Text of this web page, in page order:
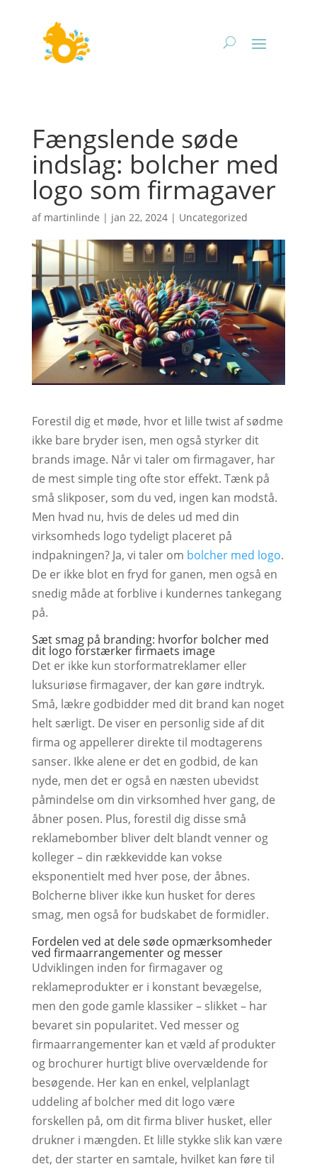
Fængslende søde
indslag: bolcher med
logo som firmagaver
af martinlinde | jan 22, 2024| Uncategorized
Forestil dig et møde, hvor et lille twist af sødme
ikke bare bryder isen, men også styrker dit
brands image. Når vi taler om firmagaver, har
de mest simple ting ofte stor effekt. Tænk på
små slikposer, som du ved, ingen kan modstå.
Men hvad nu, hvis de deles ud med din
virksomheds logo tydeligt placeret på
indpakningen? Ja, vi taler om bolcher med logo.
De er ikke blot en fryd for ganen, men også en
snedig måde at forblive i kundernes tankegang
på.
Sæt smag på branding: hvorfor bolcher med
dit logo forstærker firmaets image
Det er ikke kun storformatreklamer eller
luksuriøse firmagaver, der kan gøre indtryk.
Små, lækre godbidder med dit brand kan noget
helt særligt. De viser en personlig side af dit
firma og appellerer direkte til modtagerens
sanser. Ikke alene er det en godbid, de kan
nyde, men det er også en næsten ubevidst
påmindelse om din virksomhed hver gang, de
åbner posen. Plus, forestil dig disse små
reklamebomber bliver delt blandt venner og
kolleger – din rækkevidde kan vokse
eksponentielt med hver pose, der åbnes.
Bolcherne bliver ikke kun husket for deres
smag, men også for budskabet de formidler.
Fordelen ved at dele søde opmærksomheder
ved firmaarrangementer og messer
Udviklingen inden for firmagaver og
reklameprodukter er i konstant bevægelse,
men den gode gamle klassiker – slikket – har
bevaret sin popularitet. Ved messer og
firmaarrangementer kan et væld af produkter
og brochurer hurtigt blive overvældende for
besøgende. Her kan en enkel, velplanlagt
uddeling af bolcher med dit logo være
forskellen på, om dit firma bliver husket, eller
drukner i mængden. Et lille stykke slik kan være
det, der starter en samtale, hvilket kan føre til